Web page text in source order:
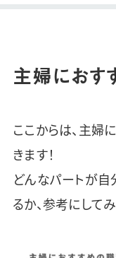
主婦におす
ここからは、主婦
きます！
どんなパートが
るか、参考にして